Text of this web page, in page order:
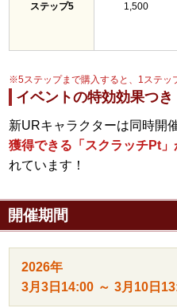
ステップ5 1,500
※5ステップまで購入すると、1ステッ
イベントの特効効果つき
新URキャラクターは同時開
獲得できる「スクラッチPt
れています！
開催期間
2026年
3月3日 14:00 ～ 3月10日